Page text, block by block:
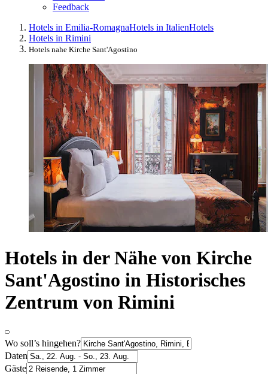
Feedback
Hotels in Emilia-RomagnaHotels in ItalienHotels
Hotels in Rimini
Hotels nahe Kirche Sant'Agostino
Hotels in der Nähe von Kirche
Sant'Agostino in Historisches
Zentrum von Rimini
Wo soll’s hingehen?
Daten
Gäste